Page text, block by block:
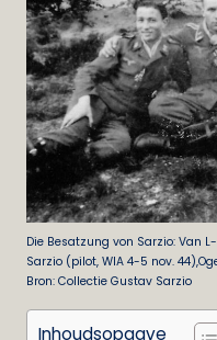
Die Besatzung von Sarzio: Van
Sarzio (pilot, WIA 4-5 nov.
Bron: Collectie Gustav Sarzio
Inhoudsopgave